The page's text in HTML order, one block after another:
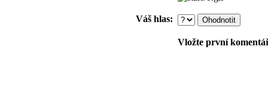
Váš hlas:
Vložte první